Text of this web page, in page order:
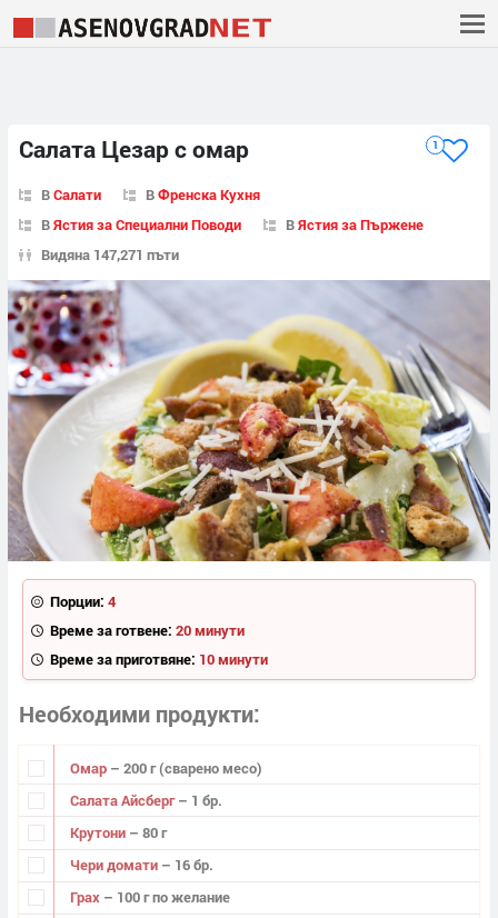
Салата Цезар с омар 1
ВСалати ВФренска Кухня
ВЯстия за Специални Поводи ВЯстия за Пържене
Видяна 147,271 пъти
Порции: 4
Време за готвене: 20 минути
Време за приготвяне: 10 минути
Необходими продукти
Омар – 200 г (сварено месо)
Салата Айсберг– 1 бр.
Крутони – 80 г
Чери домати – 16 бр.
Грах – 100 г по желание